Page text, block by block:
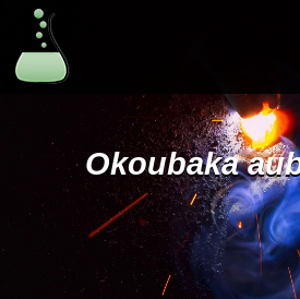
Okoubaka